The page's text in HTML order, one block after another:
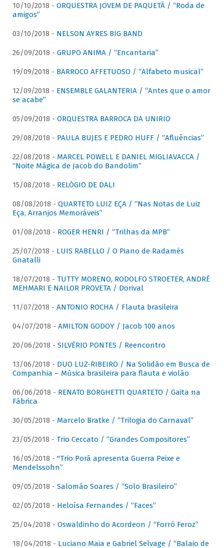
10/10/2018 - ORQUESTRA JOVEM DE PAQUETÁ / “Roda de
amigos”
03/10/2018 - NELSON AYRES BIG BAND
26/09/2018 - GRUPO ANIMA / “Encantaria”
19/09/2018 - BARROCO AFFETUOSO / “Alfabeto musical”
12/09/2018 - ENSEMBLE GALANTERIA / “Antes que o amor
se acabe”
05/09/2018 - ORQUESTRA BARROCA DA UNIRIO
29/08/2018 - PAULA BUJES E PEDRO HUFF / “Afluências”
22/08/2018 - MARCEL POWELL E DANIEL MIGLIAVACCA /
“Noite Mágica de Jacob do Bandolim”
15/08/2018 - RELÓGIO DE DALI
08/08/2018 - QUARTETO LUIZ EÇA / “Nas Notas de Luiz
Eça, Arranjos Memoráveis”
01/08/2018 - ROGER HENRI / “Trilhas da MPB”
25/07/2018 - LUIS RABELLO / O Piano de Radamés
Gnatalli
18/07/2018 - TUTTY MORENO, RODOLFO STROETER, ANDRÉ
MEHMARI E NAILOR PROVETA / Dorival
11/07/2018 - ANTONIO ROCHA / Flauta brasileira
04/07/2018 - AMILTON GODOY / Jacob 100 anos
20/06/2018 - SILVÉRIO PONTES / Reencontro
13/06/2018 - DUO LUZ-RIBEIRO / Na Solidão em Busca de
Companhia – Música brasileira para flauta e violão
06/06/2018 - RENATO BORGHETTI QUARTETO / Gaita na
Fábrica
30/05/2018 - Marcelo Bratke / “Trilogia do Carnaval”
23/05/2018 - Trio Ceccato / “Grandes Compositores”
16/05/2018 - "Trio Porã apresenta Guerra Peixe e
Mendelssohn”
09/05/2018 - Salomão Soares / “Solo Brasileiro”
02/05/2018 - Heloísa Fernandes / “Faces”
25/04/2018 - Oswaldinho do Acordeon / “Forró Feroz”
18/04/2018 - Luciano Maia e Gabriel Selvage / “Balaio de